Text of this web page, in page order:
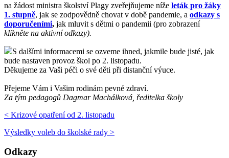
na žádost ministra školství Plagy zveřejňujeme níže leták pro žáky
1. stupně, jak se zodpovědně chovat v době pandemie, a odkazy s
doporučeními, jak mluvit s dětmi o pandemii (pro zobrazení
klikněte na aktivní odkazy).
S dalšími informacemi se ozveme ihned, jakmile bude jisté, jak
bude nastaven provoz škol po 2. listopadu.
Děkujeme za Vaši péči o své děti při distanční výuce.
Přejeme Vám i Vašim rodinám pevné zdraví.
Za tým pedagogů Dagmar Machálková, ředitelka školy
< Krizové opatření od 2. listopadu
Výsledky voleb do školské rady >
Odkazy